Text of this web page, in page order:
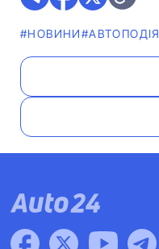
#НОВИНИ#АВТОПОДІЯ